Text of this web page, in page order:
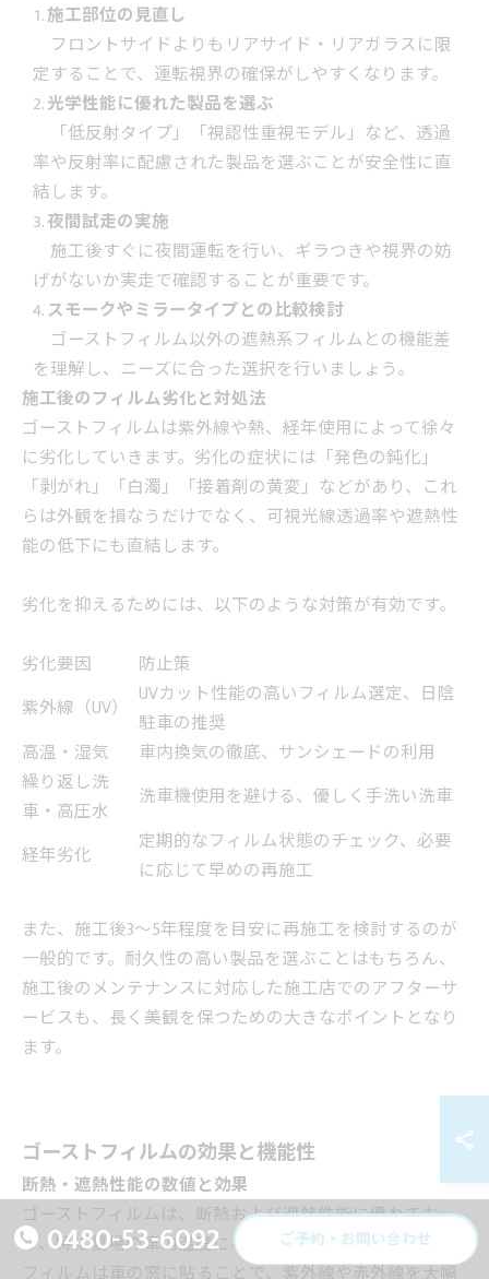
施工部位の見直し
フロントサイドよりもリアサイド・リアガラスに限
定することで、運転視界の確保がしやすくなります。
光学性能に優れた製品を選ぶ
「低反射タイプ」「視認性重視モデル」など、透過
率や反射率に配慮された製品を選ぶことが安全性に直
結します。
夜間試走の実施
施工後すぐに夜間運転を行い、ギラつきや視界の妨
げがないか実走で確認することが重要です。
スモークやミラータイプとの比較検討
ゴーストフィルム以外の遮熱系フィルムとの機能差
を理解し、ニーズに合った選択を行いましょう。
施工後のフィルム劣化と対処法
ゴーストフィルムは紫外線や熱、経年使用によって徐々
に劣化していきます。劣化の症状には「発色の鈍化」
「剥がれ」「白濁」「接着剤の黄変」などがあり、これ
らは外観を損なうだけでなく、可視光線透過率や遮熱性
能の低下にも直結します。
劣化を抑えるためには、以下のような対策が有効です。
劣化要因
防止策
紫外線（UV）
UVカット性能の高いフィルム選定、日陰
駐車の推奨
高温・湿気
車内換気の徹底、サンシェードの利用
繰り返し洗
車・高圧水
洗車機使用を避ける、優しく手洗い洗車
経年劣化
定期的なフィルム状態のチェック、必要
に応じて早めの再施工
また、施工後3～5年程度を目安に再施工を検討するのが
一般的です。耐久性の高い製品を選ぶことはもちろん、
施工後のメンテナンスに対応した施工店でのアフターサ
ービスも、長く美観を保つための大きなポイントとなり
ます。
ゴーストフィルムの効果と機能性
断熱・遮熱性能の数値と効果
ゴーストフィルムは、断熱および遮熱性能に優れてお
り、特に夏場の車内温度に与える影響が顕著です。この
0480-53-6092 ご予約・お問い合わせ